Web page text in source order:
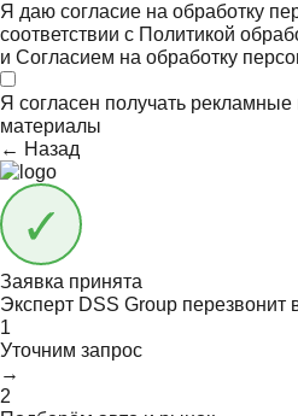
Я даю согласие на обработку
соответствии с Политикой
и Согласием на обработку
Я согласен получать
материалы
← Назад
Заявка принята
Эксперт DSS Group перезвонит
1
Уточним запрос
→
2